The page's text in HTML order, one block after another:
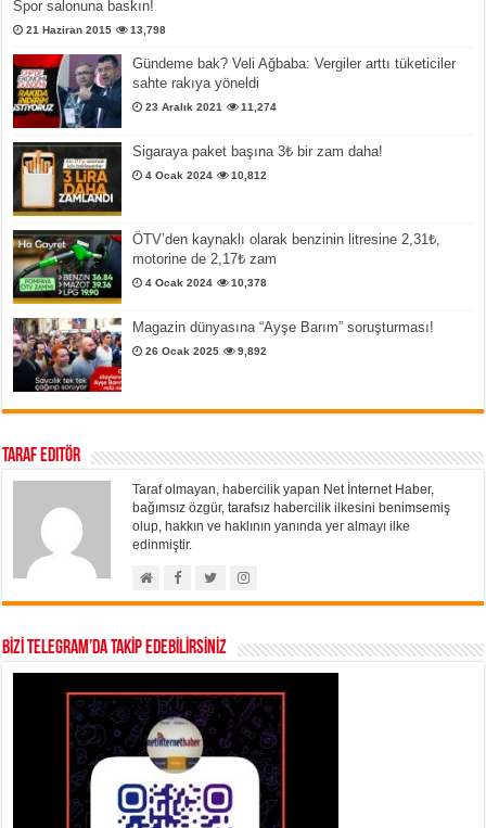
Spor salonuna baskın!
21 Haziran 2015 13,798
Gündeme bak? Veli Ağbaba: Vergiler arttı tüketiciler
sahte rakıya yöneldi
23 Aralık 2021 11,274
Sigaraya paket başına 3₺ bir zam daha!
4 Ocak 2024 10,812
ÖTV’den kaynaklı olarak benzinin litresine 2,31₺,
motorine de 2,17₺ zam
4 Ocak 2024 10,378
Magazin dünyasına “Ayşe Barım” soruşturması!
26 Ocak 2025 9,892
Taraf Editör
Taraf olmayan, habercilik yapan Net İnternet Haber,
bağımsız özgür, tarafsız habercilik ilkesini benimsemiş
olup, hakkın ve haklının yanında yer almayı ilke
edinmiştir.
BİZİ TELEGRAM’DA TAKİP EDEBİLİRSİNİZ